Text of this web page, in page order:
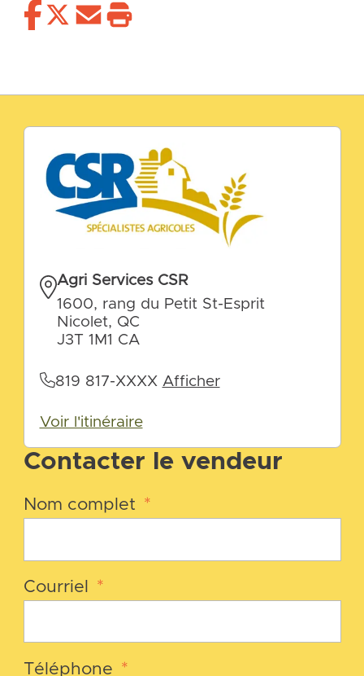
Contacter le vendeur
Nom complet *
Courriel *
Téléphone *
Agri Services CSR
1600, rang du Petit St-Esprit
Nicolet, QC
J3T 1M1 CA
819 817-XXXX Afficher
Voir l'itinéraire